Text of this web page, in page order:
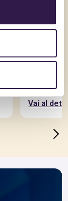
SRL
neutro
Vai al